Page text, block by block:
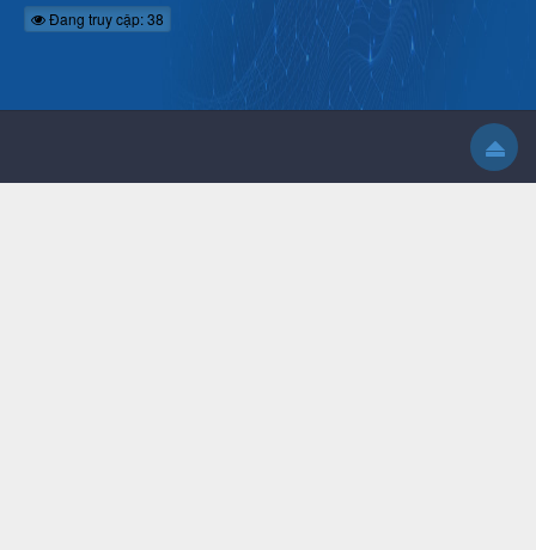
Đang truy cập: 38